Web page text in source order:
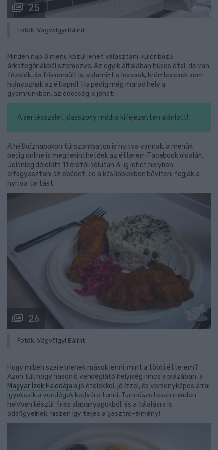
25
Fotók: Vágvölgyi Bálint
Minden nap 3 menü közül lehet választani, különböző
árkategóriákból szemezve. Az egyik általában húsos étel, de van
főzelék, és frissensült is, valamint a levesek, krémlevesek sem
hiányoznak az étlapról. Ha pedig még marad hely a
gyomrunkban, az édesség is jöhet!
A sertésszelet jóasszony módra kifejezetten ajánlott!
A hétköznapokon túl szombaton is nyitva vannak, a menük
pedig online is megtekinthetőek az étterem Facebook oldalán.
Jelenleg délelőtt 11 órától délután 3-ig lehet helyben
elfogyasztani az ebédet, de a későbbiekben bővíteni fogják a
nyitva tartást.
26
Fotók: Vágvölgyi Bálint
Hogy miben szeretnének mások lenni, mint a többi étterem?
Azon túl, hogy hasonló vendéglátó helyiség nincs a plázában, a
Magyar Ízek Falodája a jó ételekkel, jó ízzel, és versenyképes árral
igyekszik a vendégek kedvére tenni. Természetesen minden
helyben készül, friss alapanyagokból, és a tálalásra is
odafigyelnek; hiszen így teljes a gasztro-élmény!